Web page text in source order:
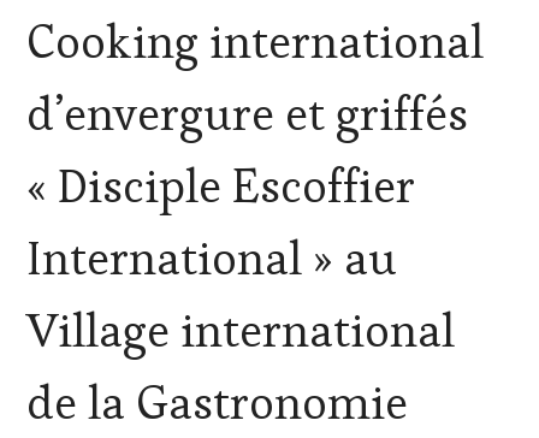
VITICOLE,
ADHÉRENT,
TOURISME,
EDITION
CLÉS
DU
ET
DE
HAUTE
GASTRONOMIE
INVITATIONS
&
Cooking international
d’envergure et griffés
« Disciple Escoffier
International » au
Village international
de la Gastronomie